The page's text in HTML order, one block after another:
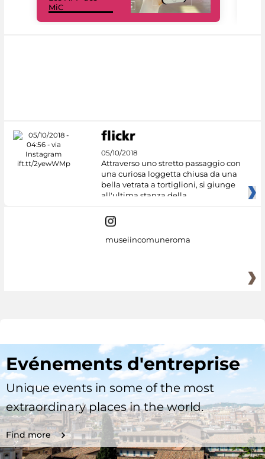
MiC
05/10/2018
Attraverso uno stretto passaggio con
una curiosa loggetta chiusa da una
bella vetrata a tortiglioni, si giunge
all'ultima stanza della
museiincomuneroma
Evénements d'entreprise
Unique events in some of the most
extraordinary places in the world.
Find more